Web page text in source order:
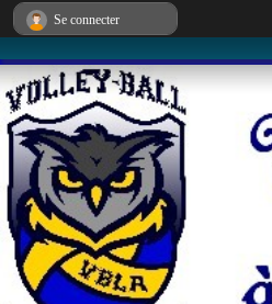
Se connecter
Panneau de gestion des cookies